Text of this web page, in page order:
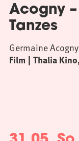
Acogny –
Tanzes
Film Thalia
Germaine Acogny